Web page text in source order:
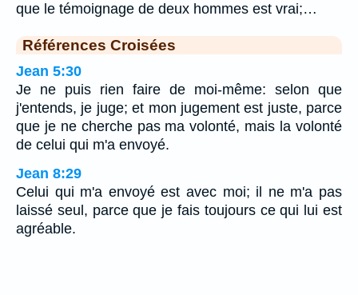
que le témoignage de deux hommes est vrai;…
Références Croisées
Jean 5:30
Je ne puis rien faire de moi-même: selon que
j'entends, je juge; et mon jugement est juste, parce
que je ne cherche pas ma volonté, mais la volonté
de celui qui m'a envoyé.
Jean 8:29
Celui qui m'a envoyé est avec moi; il ne m'a pas
laissé seul, parce que je fais toujours ce qui lui est
agréable.